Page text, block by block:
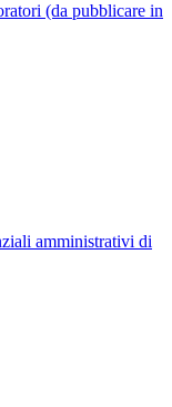
(da pubblicare in
amministrativi di